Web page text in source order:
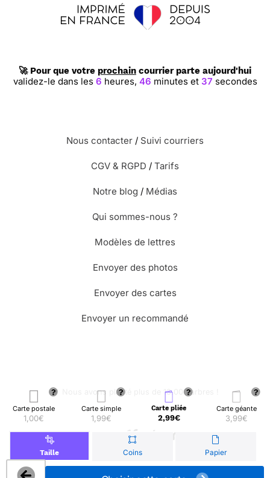
Carte postale
1,00€
Carte simple
1,99€
Carte pliée
2,99€
Carte géante
3,99€
Taille Coins Papier
🚀 Pour que votre prochain courrier parte aujourd'hui
validez-le dans les 6 heures, 46 minutes et 36 secondes
Nous contacter / Suivi courriers
CGV & RGPD / Tarifs
Notre blog / Médias
Qui sommes-nous ?
Modèles de lettres
Envoyer des photos
Envoyer des cartes
Envoyer un recommandé
🌳 Nous avons planté plus de 13.000 arbres !
© Merci Facteur